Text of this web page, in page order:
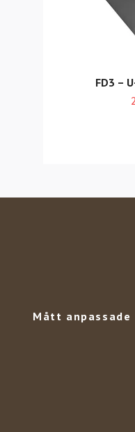
FD3 –
Mått